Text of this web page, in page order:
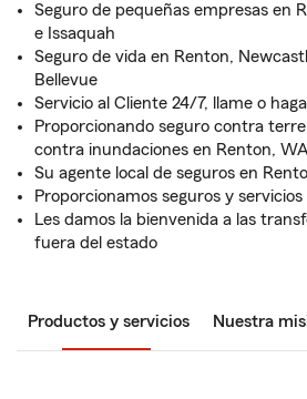
Seguro de pequeñas empresas en
e Issaquah
Seguro de vida en Renton,
Bellevue
Servicio al Cliente 24/7, llame o
Proporcionando seguro contra
contra inundaciones en Renton, WA
Su agente local de seguros en
Proporcionamos seguros y
Les damos la bienvenida a las
fuera del estado
Productos y servicios Nuestra